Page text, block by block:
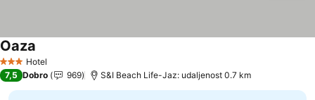
3 Zvezdice
Hotel
Oaza
7,5 Dobro 969 S&I Beach Life-Jaz: udaljenost 0.7 km